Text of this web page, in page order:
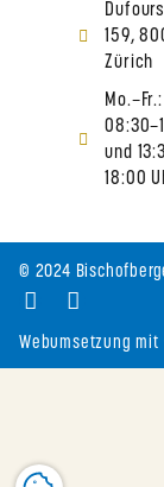
159,
Zürich
Mo.–Fr.:
und
18:00
© 2024
Webumsetzung